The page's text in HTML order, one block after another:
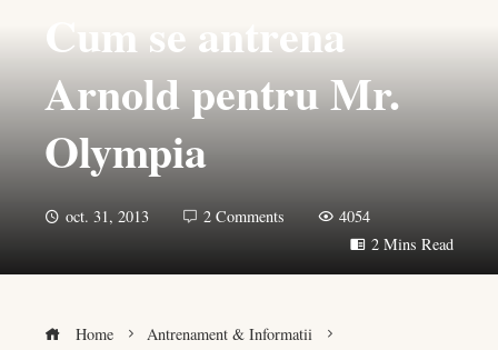
Cum se antrena
Arnold pentru Mr.
Olympia
oct. 31, 2013 2 Comments
4054
2 Mins Read
Home
Antrenament & Informatii